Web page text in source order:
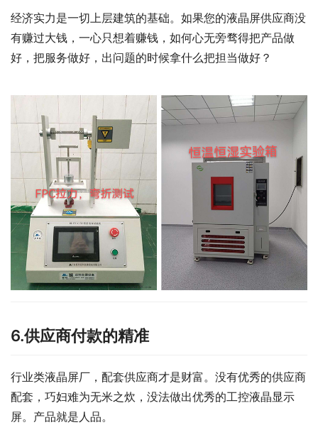
经济实力是一切上层建筑的基础。如果您的液晶屏供应商没
有赚过大钱，一心只想着赚钱，如何心无旁骛得把产品做
好，把服务做好，出问题的时候拿什么把担当做好？
6.供应商付款的精准
行业类液晶屏厂，配套供应商才是财富。没有优秀的供应商
配套，巧妇难为无米之炊，没法做出优秀的工控液晶显示
屏。产品就是人品。